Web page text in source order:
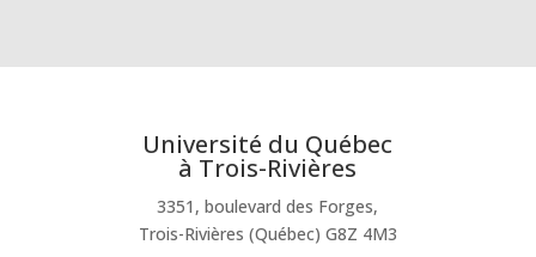
Université du Québec
à Trois-Rivières
3351, boulevard des Forges,
Trois-Rivières (Québec) G8Z 4M3